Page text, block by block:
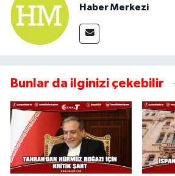
Haber Merkezi
Bunlar da ilginizi çekebilir